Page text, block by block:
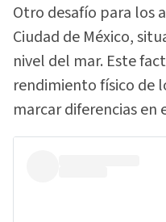
Otro desafío para los
Ciudad de México,
nivel del mar. Este
rendimiento físico de
marcar diferencias en